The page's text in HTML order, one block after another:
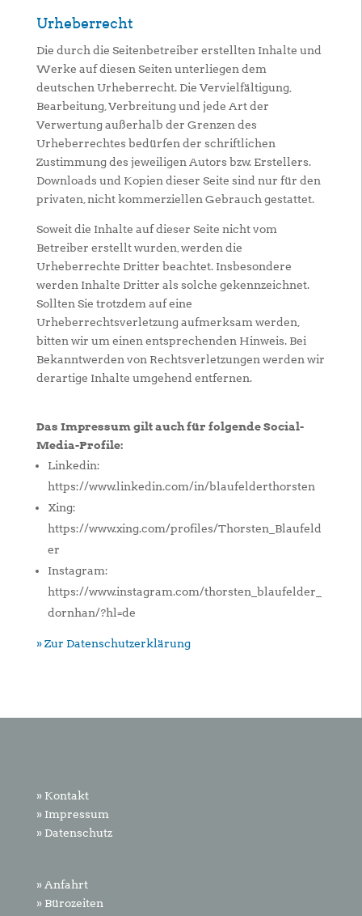
Urheberrecht
Die durch die Seitenbetreiber erstellten Inhalte und
Werke auf diesen Seiten unterliegen dem
deutschen Urheberrecht. Die Vervielfältigung,
Bearbeitung, Verbreitung und jede Art der
Verwertung außerhalb der Grenzen des
Urheberrechtes bedürfen der schriftlichen
Zustimmung des jeweiligen Autors bzw. Erstellers.
Downloads und Kopien dieser Seite sind nur für den
privaten, nicht kommerziellen Gebrauch gestattet.
Soweit die Inhalte auf dieser Seite nicht vom
Betreiber erstellt wurden, werden die
Urheberrechte Dritter beachtet. Insbesondere
werden Inhalte Dritter als solche gekennzeichnet.
Sollten Sie trotzdem auf eine
Urheberrechtsverletzung aufmerksam werden,
bitten wir um einen entsprechenden Hinweis. Bei
Bekanntwerden von Rechtsverletzungen werden wir
derartige Inhalte umgehend entfernen.
Das Impressum gilt auch für folgende Social-
Media-Profile:
Linkedin:
https://www.linkedin.com/in/blaufelderthorsten
Xing:
https://www.xing.com/profiles/Thorsten_Blaufeld
er
Instagram:
https://www.instagram.com/thorsten_blaufelder_
dornhan/?hl=de
» Zur Datenschutzerklärung
» Kontakt
» Impressum
» Datenschutz
» Anfahrt
» Bürozeiten